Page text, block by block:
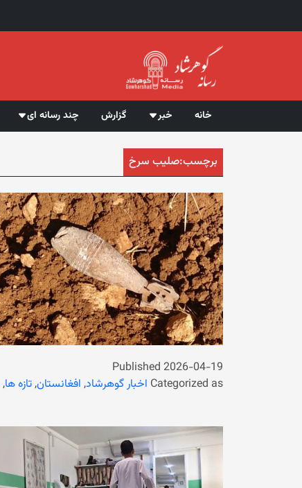
خانه خبر گزارش چند رسانه ای
برچسب:صلیب سرخ
Published 2026-04-19
Categorized as اخبار گوهرشاد, افغانستان,تازه ها,